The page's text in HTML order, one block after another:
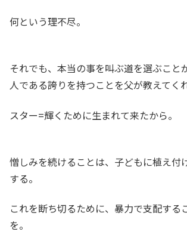
何という理不尽。
それでも、本当の事を叫ぶ道を選ぶこと
人である誇りを持つことを父が教えてく
スター=輝くために生まれて来たから。
憎しみを続けることは、子どもに植え付
する。
これを断ち切るために、暴力で支配する
を。